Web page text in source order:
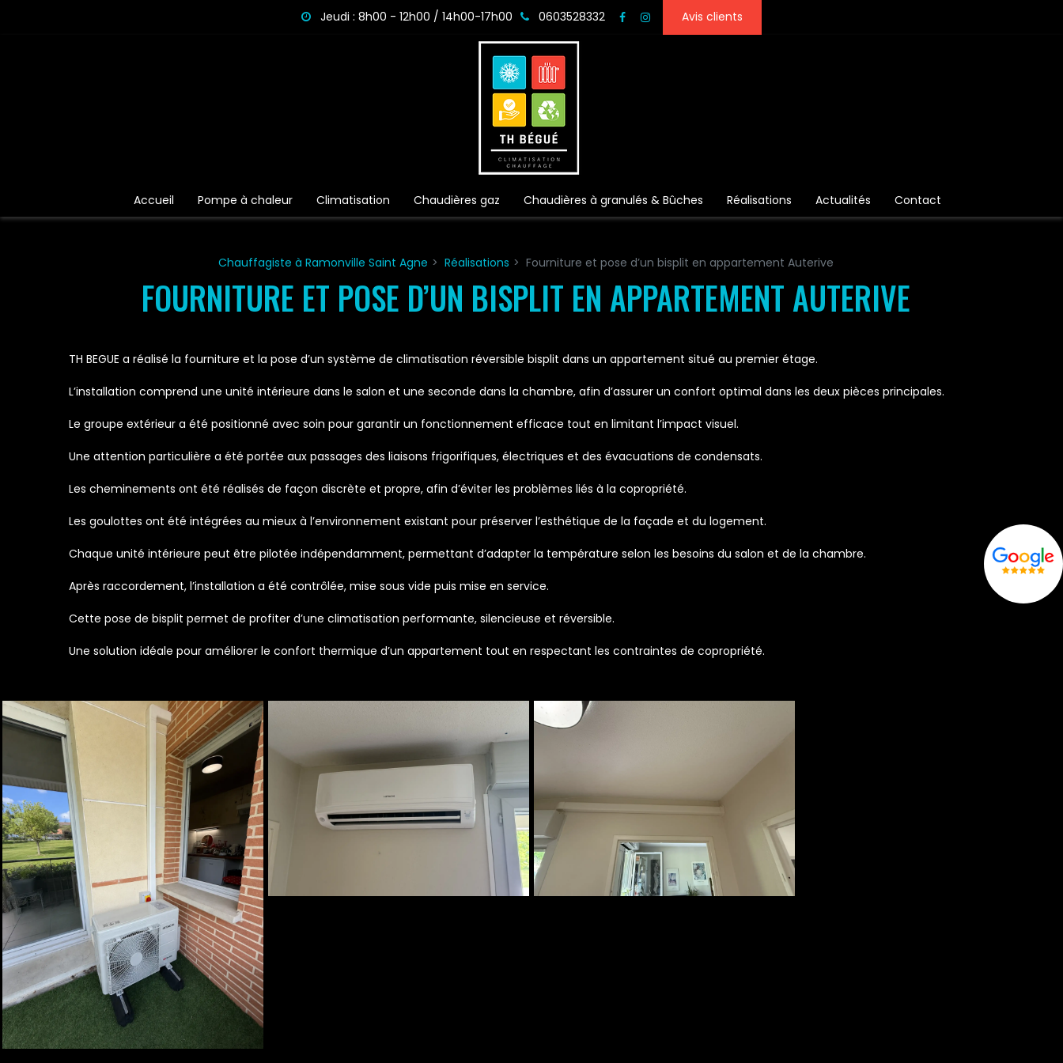
Jeudi : 8h00 - 12h00 / 14h00-17h00 0603528332 Avis clients
Accueil Pompe à chaleur Climatisation Chaudières gaz Chaudières à granulés & Bûches Réalisations Actualités Contact
Chauffagiste à Ramonville Saint Agne Réalisations Fourniture et pose d’un bisplit en appartement Auterive
FOURNITURE ET POSE D’UN BISPLIT EN APPARTEMENT AUTERIVE
TH BEGUE a réalisé la fourniture et la pose d’un système de climatisation réversible bisplit dans un appartement situé au premier étage.
L’installation comprend une unité intérieure dans le salon et une seconde dans la chambre, afin d’assurer un confort optimal dans les deux pièces principales.
Le groupe extérieur a été positionné avec soin pour garantir un fonctionnement efficace tout en limitant l’impact visuel.
Une attention particulière a été portée aux passages des liaisons frigorifiques, électriques et des évacuations de condensats.
Les cheminements ont été réalisés de façon discrète et propre, afin d’éviter les problèmes liés à la copropriété.
Les goulottes ont été intégrées au mieux à l’environnement existant pour préserver l’esthétique de la façade et du logement.
Chaque unité intérieure peut être pilotée indépendamment, permettant d’adapter la température selon les besoins du salon et de la chambre.
Après raccordement, l’installation a été contrôlée, mise sous vide puis mise en service.
Cette pose de bisplit permet de profiter d’une climatisation performante, silencieuse et réversible.
Une solution idéale pour améliorer le confort thermique d’un appartement tout en respectant les contraintes de copropriété.